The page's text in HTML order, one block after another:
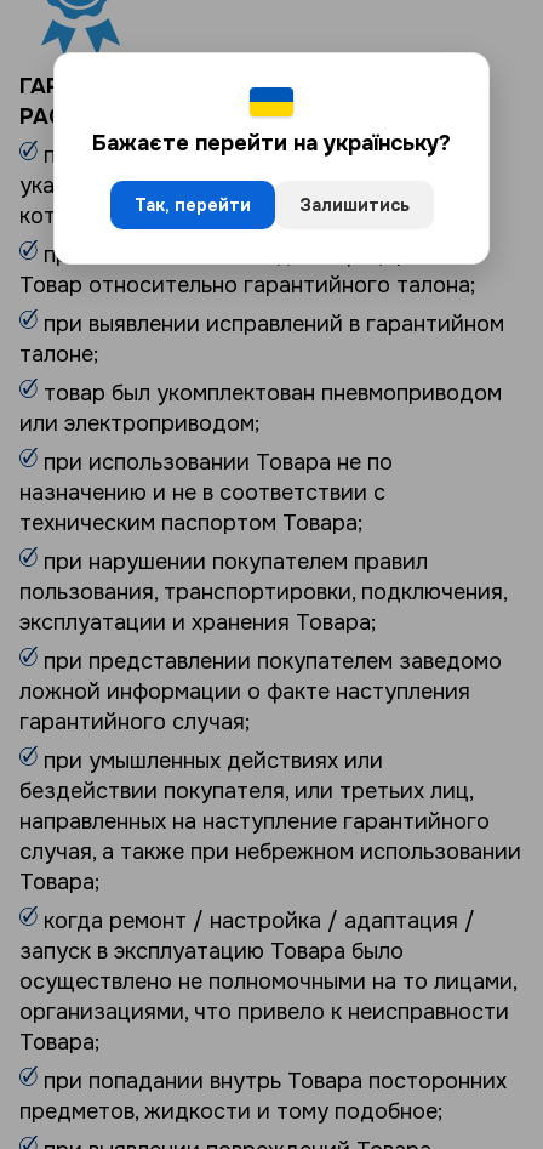
ГАРАНТИЯ НА ТОВАР НЕ
РАСПРОСТРАНЯЕТСЯ:
при не представлении документов,
указанных выше и/или Товара, в отношении
которого выдвигаются требования;
при невозможности идентифицировать
Товар относительно гарантийного талона;
при выявлении исправлений в гарантийном
талоне;
товар был укомплектован пневмоприводом
или электроприводом;
при использовании Товара не по
назначению и не в соответствии с
техническим паспортом Товара;
при нарушении покупателем правил
пользования, транспортировки, подключения,
эксплуатации и хранения Товара;
при представлении покупателем заведомо
ложной информации о факте наступления
гарантийного случая;
при умышленных действиях или
бездействии покупателя, или третьих лиц,
направленных на наступление гарантийного
случая, а также при небрежном использовании
Товара;
когда ремонт / настройка / адаптация /
запуск в эксплуатацию Товара было
осуществлено не полномочными на то лицами,
организациями, что привело к неисправности
Товара;
при попадании внутрь Товара посторонних
предметов, жидкости и тому подобное;
Бажаєте перейти на українську?
Так, перейти Залишитись